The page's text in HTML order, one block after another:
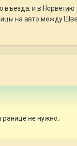
въезда, и в
на авто между
не нужно.